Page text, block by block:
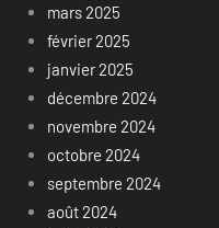
mars 2025
février 2025
janvier 2025
décembre 2024
novembre 2024
octobre 2024
septembre 2024
août 2024